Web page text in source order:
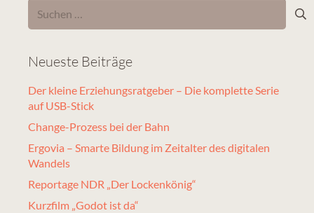
nach:
Neueste Beiträge
Der kleine Erziehungsratgeber – Die komplette Serie
auf USB-Stick
Change-Prozess bei der Bahn
Ergovia – Smarte Bildung im Zeitalter des digitalen
Wandels
Reportage NDR „Der Lockenkönig“
Kurzfilm „Godot ist da“